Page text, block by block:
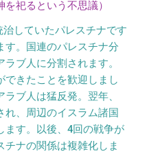
祀るという不思議）
していたパレスチナです
す。国連のパレスチナ分
ブ人に分割されます。
できたことを歓迎しまし
ブ人は猛反発。翌年、
れ、周辺のイスラム諸国
ます。以後、4回の戦争が
チナの関係は複雑化しま